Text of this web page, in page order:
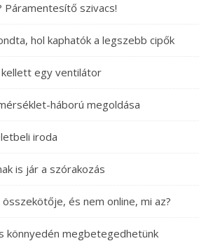
Páramentesítő szivacs!
hol kaphatók a legszebb cipők
kellett egy ventilátor
háború megoldása
iroda
is jár a szórakozás
és nem online, mi az?
könnyedén megbetegedhetünk